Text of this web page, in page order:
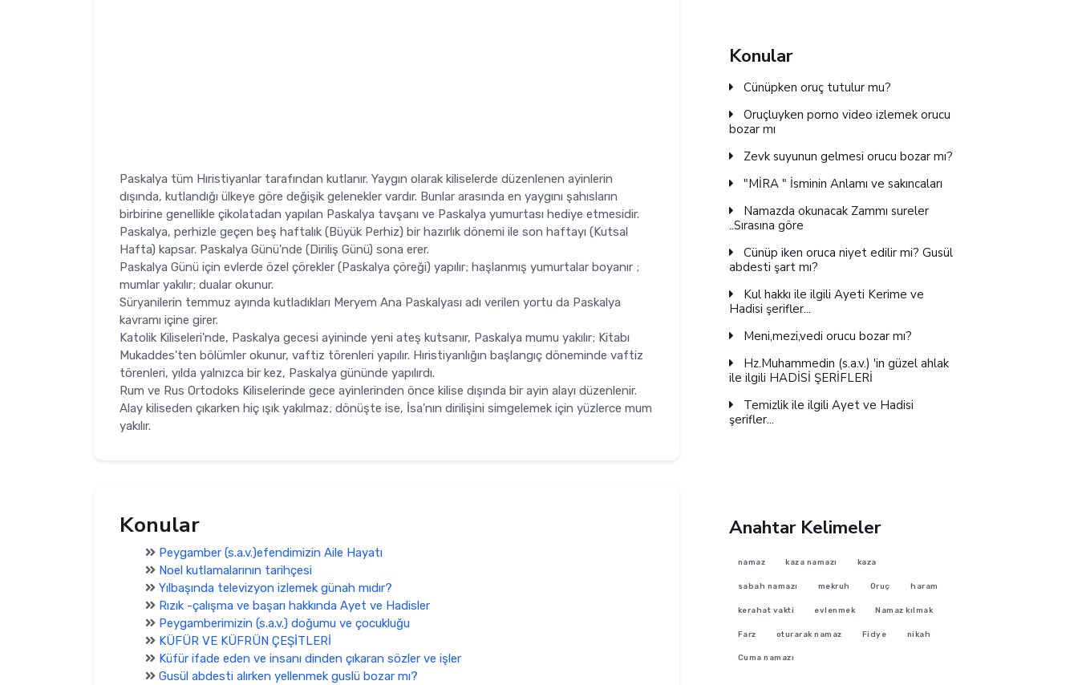
Paskalya tüm Hıristiyanlar tarafından kutlanır. Yaygın olarak kiliselerde düzenlenen ayinlerin
dışında, kutlandığı ülkeye göre değişik gelenekler vardır. Bunlar arasında en yaygını şahısların
birbirine genellikle çikolatadan yapılan Paskalya tavşanı ve Paskalya yumurtası hediye etmesidir.
Paskalya, perhizle geçen beş haftalık (Büyük Perhiz) bir hazırlık dönemi ile son haftayı (Kutsal
Hafta) kapsar. Paskalya Günü'nde (Diriliş Günü) sona erer.
Paskalya Günü için evlerde özel çörekler (Paskalya çöreği) yapılır; haşlanmış yumurtalar boyanır ;
mumlar yakılır; dualar okunur.
Süryanilerin temmuz ayında kutladıkları Meryem Ana Paskalyası adı verilen yortu da Paskalya
kavramı içine girer.
Katolik Kiliseleri'nde, Paskalya gecesi ayininde yeni ateş kutsanır, Paskalya mumu yakılır; Kitabı
Mukaddes'ten bölümler okunur, vaftiz törenleri yapılır. Hıristiyanlığın başlangıç döneminde vaftiz
törenleri, yılda yalnızca bir kez, Paskalya gününde yapılırdı.
Rum ve Rus Ortodoks Kiliselerinde gece ayinlerinden önce kilise dışında bir ayin alayı düzenlenir.
Alay kiliseden çıkarken hiç ışık yakılmaz; dönüşte ise, İsa'nın dirilişini simgelemek için yüzlerce mum
yakılır.
Konular
Peygamber (s.a.v.)efendimizin Aile Hayatı
Noel kutlamalarının tarihçesi
Yılbaşında televizyon izlemek günah mıdır?
Rızık -çalışma ve başarı hakkında Ayet ve Hadisler
Peygamberimizin (s.a.v.) doğumu ve çocukluğu
KÜFÜR VE KÜFRÜN ÇEŞİTLERİ
Küfür ifade eden ve insanı dinden çıkaran sözler ve işler
Gusül abdesti alırken yellenmek guslü bozar mı?
Konular
Cünüpken oruç tutulur mu?
Oruçluyken porno video izlemek orucu
bozar mı
Zevk suyunun gelmesi orucu bozar mı?
"MİRA " İsminin Anlamı ve sakıncaları
Namazda okunacak Zammı sureler
..Sırasına göre
Cünüp iken oruca niyet edilir mi? Gusül
abdesti şart mı?
Kul hakkı ile ilgili Ayeti Kerime ve
Hadisi şerifler...
Meni,mezi,vedi orucu bozar mı?
Hz.Muhammedin (s.a.v.) 'in güzel ahlak
ile ilgili HADİSİ ŞERİFLERİ
Temizlik ile ilgili Ayet ve Hadisi
şerifler...
Anahtar Kelimeler
namaz kaza namazı kaza
sabah namazı mekruh Oruç haram
kerahat vakti evlenmek Namaz kılmak
Farz oturarak namaz Fidye nikah
Cuma namazı